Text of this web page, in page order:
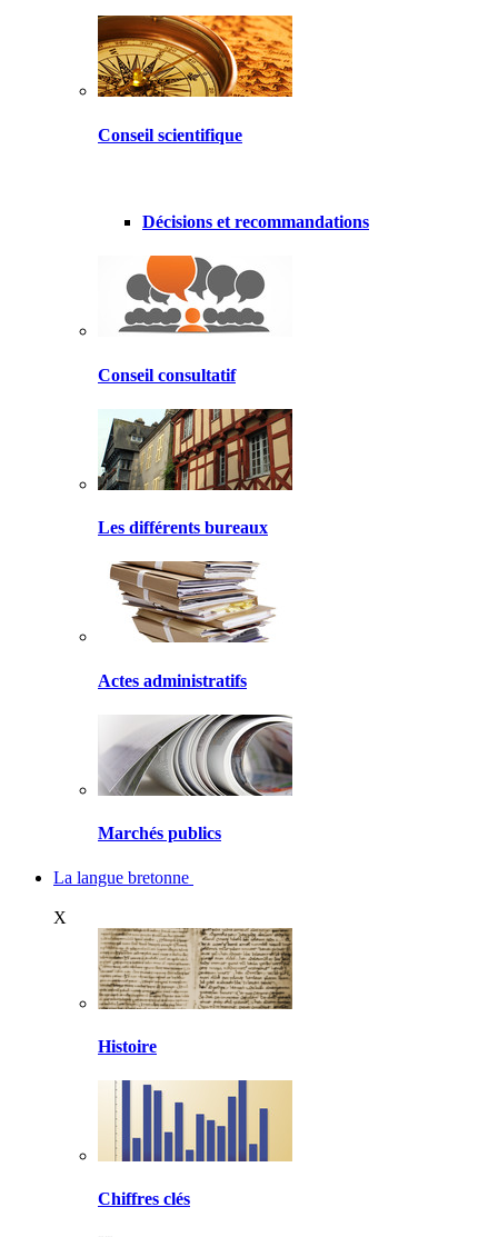
Conseil scientifique
Décisions et recommandations
Conseil consultatif
Les différents bureaux
Actes administratifs
Marchés publics
La langue bretonne
X
Histoire
Chiffres clés